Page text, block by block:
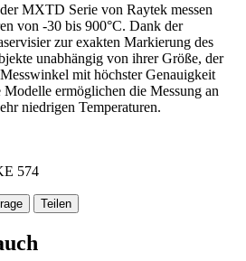
MXTD Serie von Raytek messen
von -30 bis 900°C. Dank der
zur exakten Markierung des
unabhängig von ihrer Größe, der
mit höchster Genauigkeit
ermöglichen die Messung an
niedrigen Temperaturen.
574
Teilen